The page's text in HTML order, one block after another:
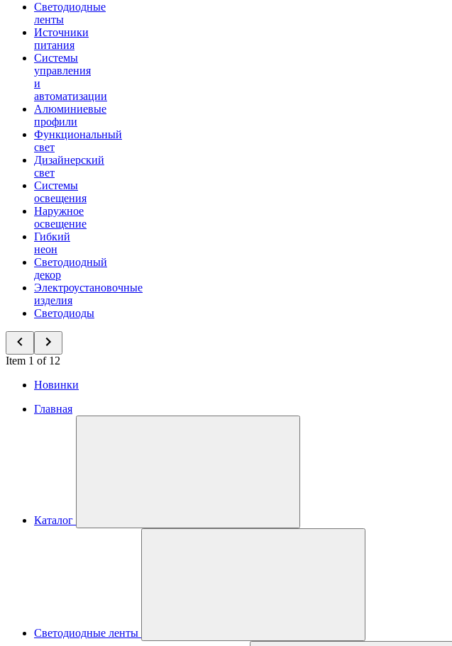
Светодиодные
ленты
Источники
питания
Системы
управления
и
автоматизации
Алюминиевые
профили
Функциональный
свет
Дизайнерский
свет
Системы
освещения
Наружное
освещение
Гибкий
неон
Светодиодный
декор
Электроустановочные
изделия
Светодиоды
Item 1 of 12
Новинки
Главная
Каталог
Светодиодные ленты